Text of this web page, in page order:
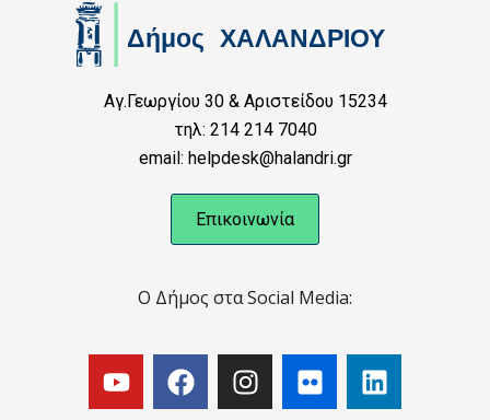
Αγ.Γεωργίου 30 & Αριστείδου 15234
τηλ: 214 214 7040
email: helpdesk@halandri.gr
Επικοινωνία
Ο Δήμος στα Social Media: